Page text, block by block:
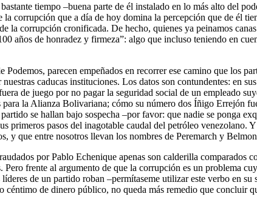
tiempo –buena parte de él instalado en lo más alto del
corrupción que a día de hoy domina la percepción que de él
la corrupción cronificada. De hecho, quienes ya peinamos
años de honradez y firmeza”: algo que incluso teniendo en
parecen empeñados en recorrer ese camino que los
caducas instituciones. Los datos son contundentes: en
de juego por no pagar la seguridad social de un empleado
la Alianza Bolivariana; cómo su número dos Íñigo Errejón
se hallan bajo sospecha –por favor: que nadie se ponga
primeros pasos del inagotable caudal del petróleo
y que entre nosotros llevan los nombres de Peremarch y
por Pablo Echenique apenas son calderilla comparados
frente al argumento de que la corrupción es un problema
de un partido roban –permítaseme utilizar este verbo en
céntimo de dinero público, no queda más remedio que concluir